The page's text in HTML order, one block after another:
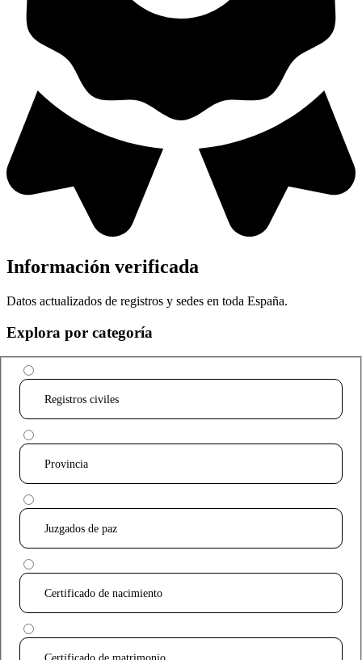
Información verificada
Datos actualizados de registros y sedes en toda España.
Explora por categoría
Registros civiles
Provincia
Juzgados de paz
Certificado de nacimiento